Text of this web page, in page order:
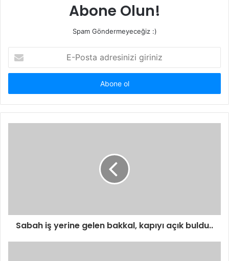
Abone Olun!
Spam Göndermeyeceğiz :)
Posta
adresinizi
Sabah iş yerine gelen bakkal, kapıyı açık buldu..